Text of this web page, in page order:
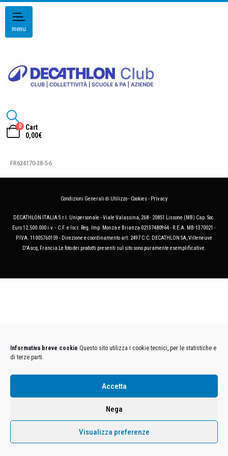
Informativa breve cookie Questo sito utilizza i cookie tecnici, per le statistiche e
di terze parti.
Accetta
Nega
Visualizza preferenze
menu
0
Cart
0,00€
FR634170-38-5-6
Condizioni Generali di Utilizzo- Cookies- Privacy
DECATHLON ITALIA S.r.l. Unipersonale - Viale Valassina, 268 - 20851 Lissone (MB) Cap. Soc.
Euro 12.500.000 i.v. - C.F. e Iscr. Reg. Imp. Monza e Brianza 02137480964 - R.E.A. MB-1370021 -
P.IVA. 11005760159 - Direzione e coordinamento art. 2497 C.C. DECATHLON SA, Villeneuve
D'Ascq, Francia Le foto dei prodotti presenti sul sito sono puramente esemplificative.